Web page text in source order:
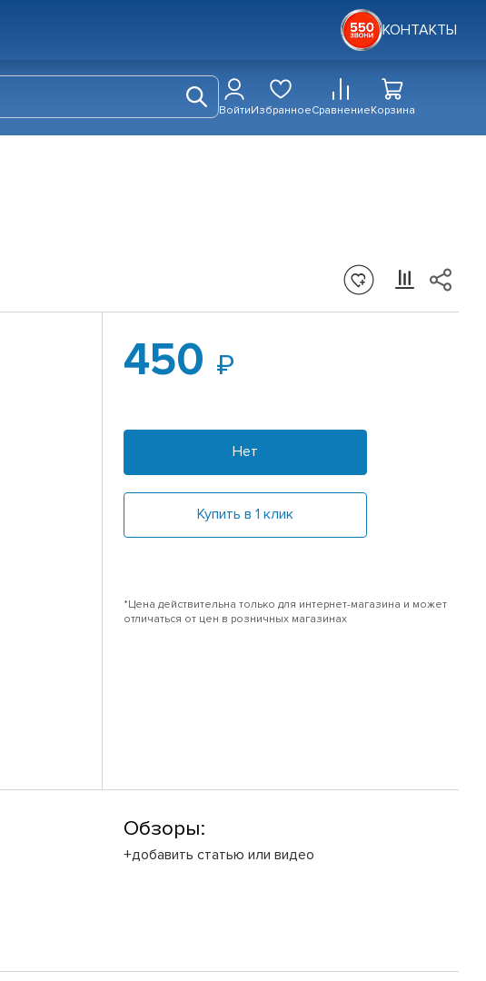
КОНТАКТЫ
ВойтиИзбранноеСравнениеКорзина
450
Нет
Купить в 1 клик
*Цена действительна только для интернет-магазина и может
отличаться от цен в розничных магазинах
Обзоры:
+добавить статью или видео